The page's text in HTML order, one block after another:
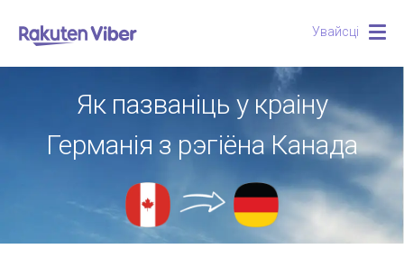
Увайсці
Як пазваніць у краіну
Германія з рэгіёна Канада